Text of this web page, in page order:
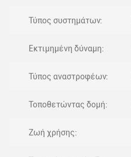
Τύπος συστημάτων:
Εκτιμημένη δύναμη:
Τύπος αναστροφέων:
Τοποθετώντας δομή:
Ζωή χρήσης: